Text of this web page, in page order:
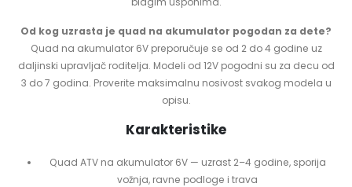
Od kog uzrasta je quad na akumulator pogodan za dete?
Quad na akumulator 6V preporučuje se od 2 do 4 godine uz
daljinski upravljač roditelja. Modeli od 12V pogodni su za decu od
3 do 7 godina. Proverite maksimalnu nosivost svakog modela u
opisu.
Karakteristike
Quad ATV na akumulator 6V — uzrast 2–4 godine, sporija
vožnja, ravne podloge i trava